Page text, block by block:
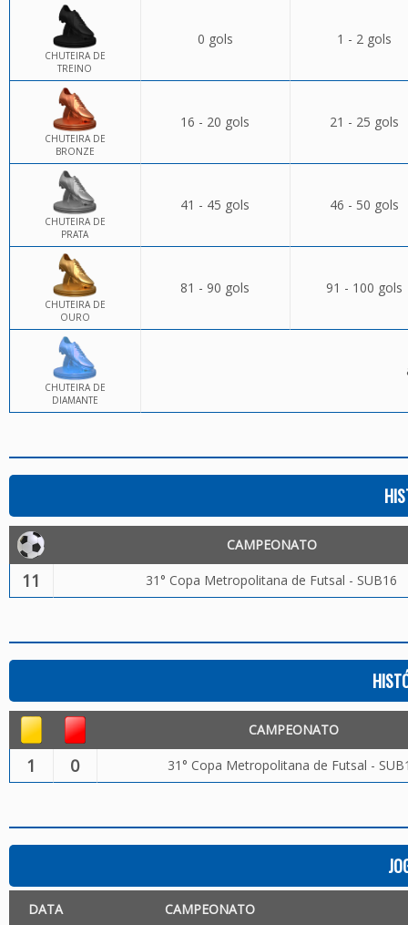
CHUTEIRA DE
TREINO
0 gols 1 - 2 gols
CHUTEIRA DE
BRONZE
16 - 20 gols 21 - 25 gols
CHUTEIRA DE
PRATA
41 - 45 gols 46 - 50 gols
CHUTEIRA DE
OURO
81 - 90 gols 91 - 100 gols
CHUTEIRA DE
DIAMANTE
CAMPEONATO
11 31° Copa Metropolitana de Futsal - SUB16
CAMPEONATO
1 0 31° Copa Metropolitana de Futsal -
DATA CAMPEONATO